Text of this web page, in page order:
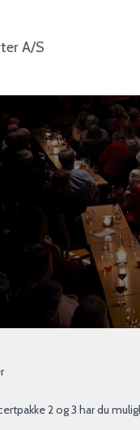
A/S
2 og 3 har du